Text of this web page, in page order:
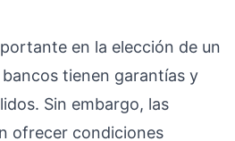
en la elección de un
tienen garantías y
Sin embargo, las
ofrecer condiciones